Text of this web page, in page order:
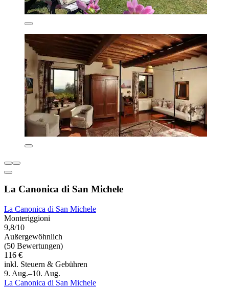
La Canonica di San Michele
La Canonica di San Michele
Monteriggioni
9,8/10
Außergewöhnlich
(50 Bewertungen)
116 €
inkl. Steuern & Gebühren
9. Aug.–10. Aug.
La Canonica di San Michele